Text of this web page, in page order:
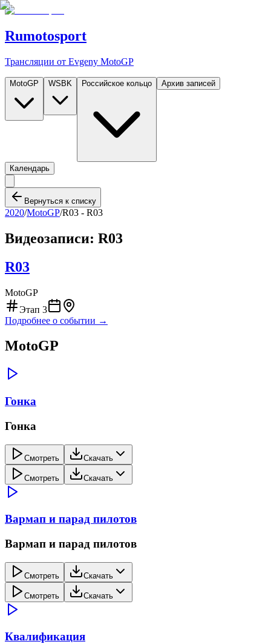
Rumotosport
Трансляции от Evgeny MotoGP
MotoGP WSBK Российское кольцо Архив записей
Календарь
Вернуться к списку
2020/MotoGP/R03 - R03
Видеозаписи: R03
R03
MotoGP
Этап 3
Подробнее о событии →
MotoGP
Гонка
Гонка
Смотреть Скачать
Смотреть Скачать
Вармап и парад пилотов
Вармап и парад пилотов
Смотреть Скачать
Смотреть Скачать
Квалификация